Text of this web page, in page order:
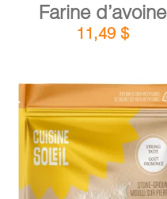
Farine d’avoine
11,49 $